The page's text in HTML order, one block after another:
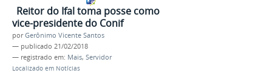
Reitor do Ifal toma posse como
vice-presidente do Conif
porGerônimo Vicente Santos
— publicado 21/02/2018
— registrado em: Mais, Servidor
Localizado em Notícias